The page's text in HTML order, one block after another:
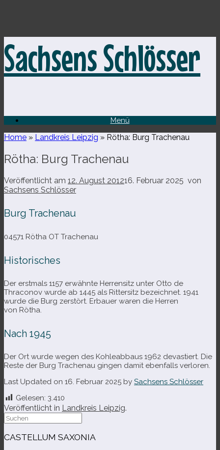
Inhalt
springen
Sachsens Schlösser
Menü
Home » Landkreis Leipzig » Rötha: Burg Trachenau
Rötha: Burg Trachenau
Veröffentlicht am 12. August 201216. Februar 2025 von
Sachsens Schlösser
Burg Trachenau
04571 Rötha OT Trachenau
Historisches
Der erst­mals 1157 erwähnte Herrensitz unter Otto de
Thraconov wurde ab 1445 als Rittersitz bezeich­net. 1941
wurde die Burg zer­stört. Erbauer waren die Herren
von Rötha.
Nach 1945
Der Ort wurde wegen des Kohleabbaus 1962 deva­stiert. Die
Reste der Burg Trachenau gin­gen damit eben­falls verloren.
Last Updated on 16. Februar 2025 by Sachsens Schlösser
Gelesen: 3.410
Veröffentlicht in Landkreis Leipzig.
Suche
nach:
CASTELLUM SAXONIA